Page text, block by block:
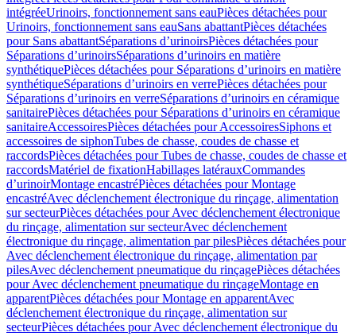
intégréeUrinoirs, fonctionnement sans eauPièces détachées pour
Urinoirs, fonctionnement sans eauSans abattantPièces détachées
pour Sans abattantSéparations d’urinoirsPièces détachées pour
Séparations d’urinoirsSéparations d’urinoirs en matière
synthétiquePièces détachées pour Séparations d’urinoirs en matière
synthétiqueSéparations d’urinoirs en verrePièces détachées pour
Séparations d’urinoirs en verreSéparations d’urinoirs en céramique
sanitairePièces détachées pour Séparations d’urinoirs en céramique
sanitaireAccessoiresPièces détachées pour AccessoiresSiphons et
accessoires de siphonTubes de chasse, coudes de chasse et
raccordsPièces détachées pour Tubes de chasse, coudes de chasse et
raccordsMatériel de fixationHabillages latérauxCommandes
dʼurinoirMontage encastréPièces détachées pour Montage
encastréAvec déclenchement électronique du rinçage, alimentation
sur secteurPièces détachées pour Avec déclenchement électronique
du rinçage, alimentation sur secteurAvec déclenchement
électronique du rinçage, alimentation par pilesPièces détachées pour
Avec déclenchement électronique du rinçage, alimentation par
pilesAvec déclenchement pneumatique du rinçagePièces détachées
pour Avec déclenchement pneumatique du rinçageMontage en
apparentPièces détachées pour Montage en apparentAvec
déclenchement électronique du rinçage, alimentation sur
secteurPièces détachées pour Avec déclenchement électronique du